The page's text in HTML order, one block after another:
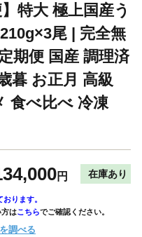
特大 極上国産う
尾 | 完全無
期便 国産 調理済
暮 お正月 高級
食べ比べ 冷凍
円 在庫あり
ります。
方はこちらでご確認ください。
調べる